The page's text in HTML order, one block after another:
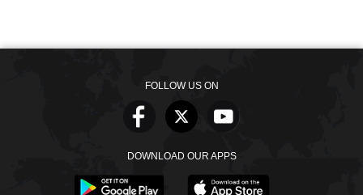
FOLLOW US ON
DOWNLOAD OUR APPS